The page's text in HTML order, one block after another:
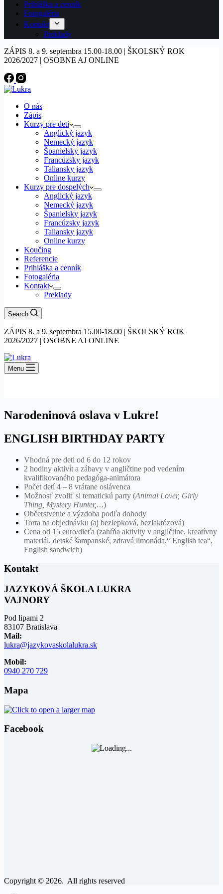
Prihláška a cenník
Fotogaléria
Kontakt
Preklady
ZÁPIS 8. a 9. septembra 15.00-18.00 | ŠKOLSKÝ ROK
2026/2027 | OSOBNE AJ ONLINE
O nás
Zápis
Kurzy pre deti
Anglický jazyk
Nemecký jazyk
Španielsky jazyk
Francúzsky jazyk
Taliansky jazyk
Online kurzy
Kurzy pre dospelých
Anglický jazyk
Nemecký jazyk
Španielsky jazyk
Francúzsky jazyk
Taliansky jazyk
Online kurzy
Koučing
Referencie
Prihláška a cenník
Fotogaléria
Kontakt
Preklady
Search
ZÁPIS 8. a 9. septembra 15.00-18.00 | ŠKOLSKÝ ROK
2026/2027 | OSOBNE AJ ONLINE
Menu
Narodeninová oslava v Lukre!
ENGLISH BIRTHDAY PARTY
Vhodná pre deti od 6 do 12 rokov
2 hodiny aktivít a zábavy v angličtine pod vedením
kvalifikovaného pedagóga-animátora
Počet detí 4 – 8 vrátane oslávenca
Možnosť zvoliť si tematickú party (Animal Lover, Girly
Thing, Mystery Hunter,…)
Občerstvenie a výzdoba podľa dohody
Torta na objednávku (aj bezlepková, bezlaktózová)
Cena od 15 euro/dieťa (zahŕňa aktivity v angličtine, kreatívny
materiál, detské šampanské, zdravá limonáda,“ English tea“,
English sandwich)
Kontakt
JAZYKOVÁ ŠKOLA LUKRA
VAJNORY
Pod lipami 2
83107 Bratislava
Mail:
lukra@jazykovaskolalukra.sk
Mobil:
0940 270 729
Mapa
Facebook
Copyright © 2026. All rights reserved